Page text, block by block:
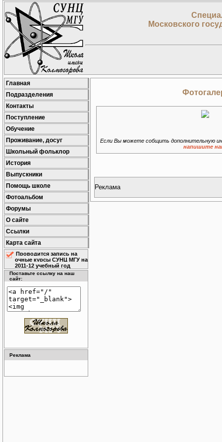
Московского
Главная
Подразделения
Контакты
Поступление
Обучение
Проживание, досуг
Школьный фольклор
История
Выпускники
Помощь школе
Фотоальбом
Форумы
О сайте
Ссылки
Карта сайта
Проводится запись на
очные курсы СУНЦ МГУ на
2011-12 учебный год
Поставьте ссылку на наш
сайт:
Реклама
Если Вы можете собщить дополнительную
напишите
Реклама